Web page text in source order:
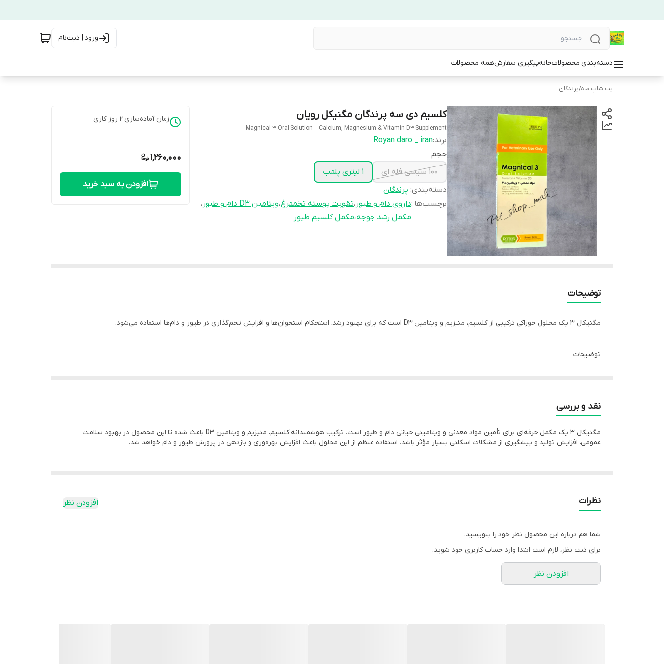
ورود | ثبت‌نام
دسته‌بندی محصولاتخانهپیگیری سفارشهمه محصولات
پت شاپ ماه/پرندگان
کلسیم دی سه پرندگان مگنیکل رویان
Magnical 3 Oral Solution – Calcium, Magnesium & Vitamin D3 Supplement
برند:Royan daro _ iran
حجم
100 سیسی فله ای
1 لیتری پلمب
دسته‌بندی: پرندگان
برچسب‌ها :داروی دام و طیور ،تقویت پوسته تخممرغ،ویتامین D3 دام و طیور
،
مکمل رشد جوجه،مکمل کلسیم طیور
زمان آماده‌سازی 2 روز کاری
1,260,000
افزودن به سبد خرید
توضیحات
مگنیکال ۳ یک محلول خوراکی ترکیبی از کلسیم، منیزیم و ویتامین D3 است که برای بهبود رشد، استحکام استخوان‌ها و افزایش تخم‌گذاری در طیور و دام‌ها استفاده می‌شود.
توضیحات
کلسیم و منیزیم را به حداکثر رسانده و نقش مهمی در پیشگیری از پوکی استخوان، بهبود کیفیت پوسته تخم‌مرغ 🥚 و رشد بهتر دام و طیور دارد.
ترکیبات اصلی + کاربرد
منیزیم کلرید (2.5g): بهبود عملکرد عضلات 💪 و سیستم عصبی.
نقد و بررسی
مگنیکال ۳ یک مکمل حرفه‌ای برای تأمین مواد معدنی و ویتامینی حیاتی دام و طیور است. ترکیب هوشمندانه کلسیم، منیزیم و ویتامین D3 باعث شده تا این محصول در بهبود سلامت
عمومی، افزایش تولید و پیشگیری از مشکلات اسکلتی بسیار مؤثر باشد. استفاده منظم از این محلول باعث افزایش بهره‌وری و بازدهی در پرورش طیور و دام خواهد شد.
نظرات افزودن نظر
شما هم درباره این محصول نظر خود را بنویسید.
برای ثبت نظر، لازم است ابتدا وارد حساب کاربری خود شوید.
افزودن نظر